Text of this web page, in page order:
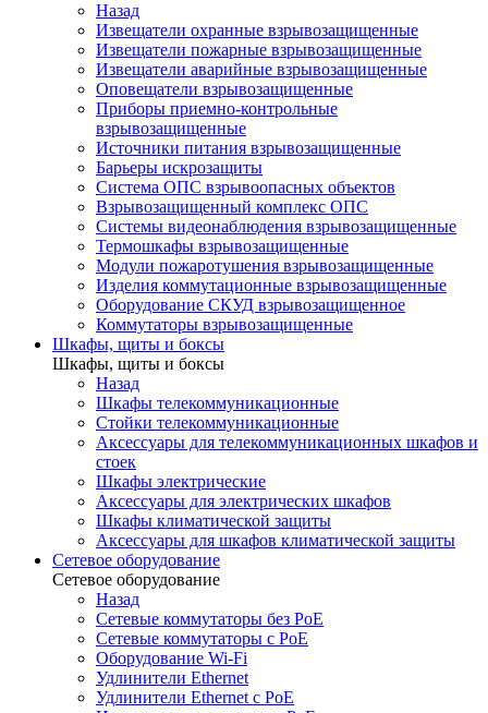
Назад
Извещатели охранные взрывозащищенные
Извещатели пожарные взрывозащищенные
Извещатели аварийные взрывозащищенные
Оповещатели взрывозащищенные
Приборы приемно-контрольные
взрывозащищенные
Источники питания взрывозащищенные
Барьеры искрозащиты
Система ОПС взрывоопасных объектов
Взрывозащищенный комплекс ОПС
Системы видеонаблюдения взрывозащищенные
Термошкафы взрывозащищенные
Модули пожаротушения взрывозащищенные
Изделия коммутационные взрывозащищенные
Оборудование СКУД взрывозащищенное
Коммутаторы взрывозащищенные
Шкафы, щиты и боксы
Шкафы, щиты и боксы
Назад
Шкафы телекоммуникационные
Стойки телекоммуникационные
Аксессуары для телекоммуникационных шкафов и
стоек
Шкафы электрические
Аксессуары для электрических шкафов
Шкафы климатической защиты
Аксессуары для шкафов климатической защиты
Сетевое оборудование
Сетевое оборудование
Назад
Сетевые коммутаторы без PoE
Сетевые коммутаторы с PoE
Оборудование Wi-Fi
Удлинители Ethernet
Удлинители Ethernet с PoE